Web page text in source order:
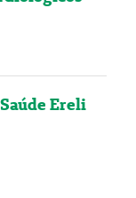
Ereli